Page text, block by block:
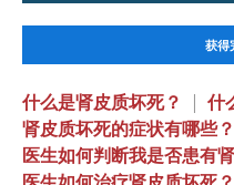
获得
什么是肾皮质坏死？ | 什
肾皮质坏死的症状有哪些？
医生如何判断我是否患有